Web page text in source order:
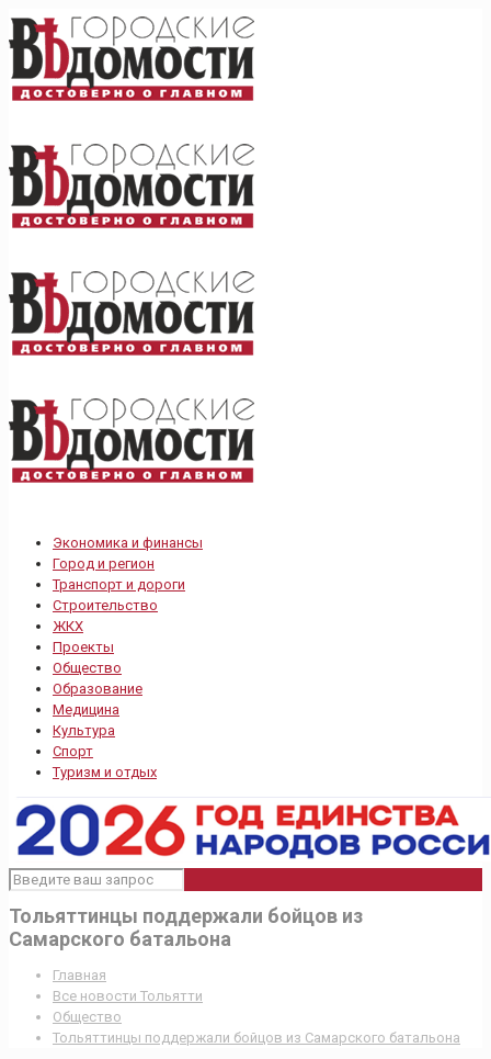
Экономика и финансы
Город и регион
Транспорт и дороги
Строительство
ЖКХ
Проекты
Общество
Образование
Медицина
Культура
Спорт
Туризм и отдых
Тольяттинцы поддержали бойцов из
Самарского батальона
Главная
Все новости Тольятти
Общество
Тольяттинцы поддержали бойцов из Самарского батальона